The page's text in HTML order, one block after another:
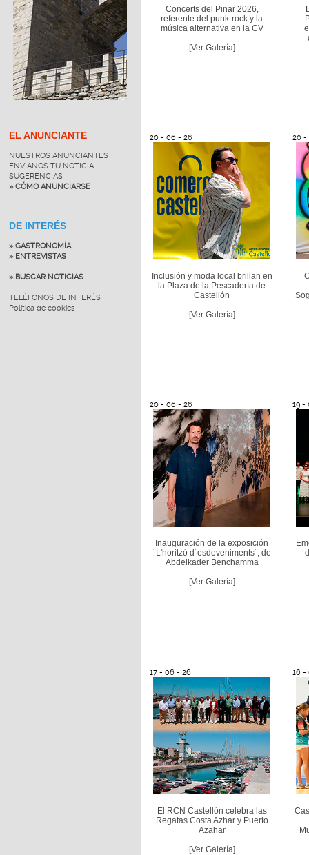
EL ANUNCIANTE
NUESTROS ANUNCIANTES
ENVÍANOS TU NOTICIA
SUGERENCIAS
» CÓMO ANUNCIARSE
DE INTERÉS
» GASTRONOMÍA
» ENTREVISTAS
» BUSCAR NOTICIAS
TELÉFONOS DE INTERÉS
Política de cookies
Concerts del Pinar 2026,
referente del punk-rock y la
música alternativa en la CV
[Ver Galería]
20 - 06 - 26
Inclusión y moda local brillan en
la Plaza de la Pescadería de
Castellón
[Ver Galería]
20 -
20 - 06 - 26
Inauguración de la exposición
´L'horitzó d´esdeveniments´, de
Abdelkader Benchamma
[Ver Galería]
19 -
17 - 06 - 26
El RCN Castellón celebra las
Regatas Costa Azhar y Puerto
Azahar
[Ver Galería]
16 -